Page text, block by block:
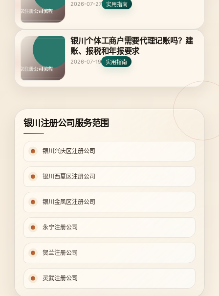
2026-07-27 实用指南
银川个体工商户需要代理记账吗？建
账、报税和年报要求
2026-07-19 实用指南
银川注册公司服务范围
银川兴庆区注册公司
银川西夏区注册公司
银川金凤区注册公司
永宁注册公司
贺兰注册公司
灵武注册公司